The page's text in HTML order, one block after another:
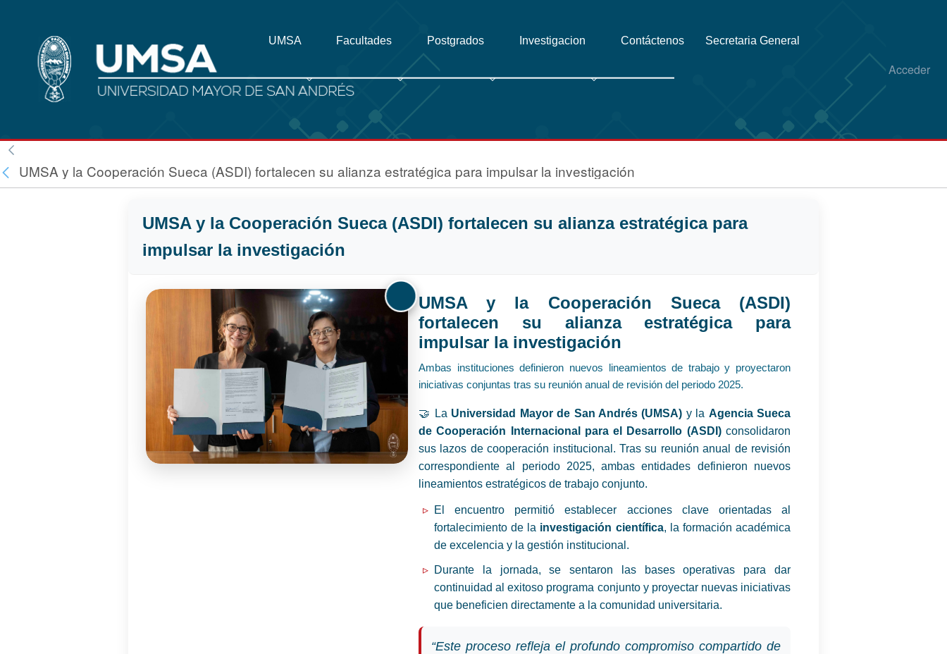
Acceder
UMSA Facultades Postgrados Investigacion Contáctenos Secretaria General
UMSA y la Cooperación Sueca (ASDI) fortalecen su alianza estratégica para impulsar la investigación
UMSA y la Cooperación Sueca (ASDI) fortalecen su alianza estratégica para
impulsar la investigación
UMSA y la Cooperación Sueca (ASDI)
fortalecen su alianza estratégica para
impulsar la investigación
Ambas instituciones definieron nuevos lineamientos de trabajo y proyectaron
iniciativas conjuntas tras su reunión anual de revisión del periodo 2025.
🤝 La Universidad Mayor de San Andrés (UMSA) y la Agencia Sueca
de Cooperación Internacional para el Desarrollo (ASDI)consolidaron
sus lazos de cooperación institucional. Tras su reunión anual de revisión
correspondiente al periodo 2025, ambas entidades definieron nuevos
lineamientos estratégicos de trabajo conjunto.
El encuentro permitió establecer acciones clave orientadas al
fortalecimiento de la investigación científica, la formación académica
de excelencia y la gestión institucional.
Durante la jornada, se sentaron las bases operativas para dar
continuidad al exitoso programa conjunto y proyectar nuevas iniciativas
que beneficien directamente a la comunidad universitaria.
“Este proceso refleja el profundo compromiso compartido de